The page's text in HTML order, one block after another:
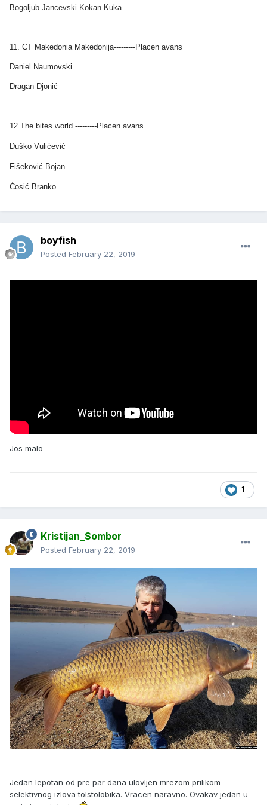
Bogoljub Jancevski Kokan Kuka
11. CT Makedonia Makedonija---------Placen avans
Daniel Naumovski
Dragan Djonić
12.The bites world ---------Placen avans
Duško Vulićević
Fišeković Bojan
Ćosić Branko
boyfish
Posted February 22, 2019
Jos malo
1
Kristijan_Sombor
Posted February 22, 2019
Jedan lepotan od pre par dana ulovljen mrezom prilikom
selektivnog izlova tolstolobika. Vracen naravno. Ovakav jedan u